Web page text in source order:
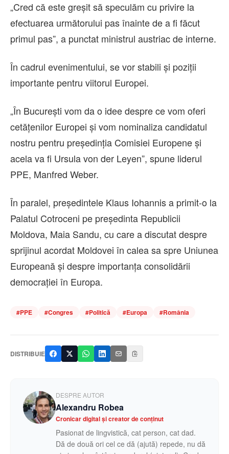
„Cred că este greşit să speculăm cu privire la
efectuarea următorului pas înainte de a fi făcut
primul pas”, a punctat ministrul austriac de interne.
În cadrul evenimentului, se vor stabili și poziții
importante pentru viitorul Europei.
„În Bucureşti vom da o idee despre ce vom oferi
cetăţenilor Europei şi vom nominaliza candidatul
nostru pentru preşedinţia Comisiei Europene şi
acela va fi Ursula von der Leyen”, spune liderul
PPE, Manfred Weber.
În paralel, președintele Klaus Iohannis a primit-o la
Palatul Cotroceni pe președinta Republicii
Moldova, Maia Sandu, cu care a discutat despre
sprijinul acordat Moldovei în calea sa spre Uniunea
Europeană și despre importanța consolidării
democrației în Europa.
#PPE #Congres #Politică #Europa #România
DISTRIBUIE
DESPRE AUTOR
Alexandru Robea
Cronicar digital și creator de conținut
Pasionat de lingvistică, cat person, cat dad.
Dă de două ori cel ce dă (ajută) repede, nu dă